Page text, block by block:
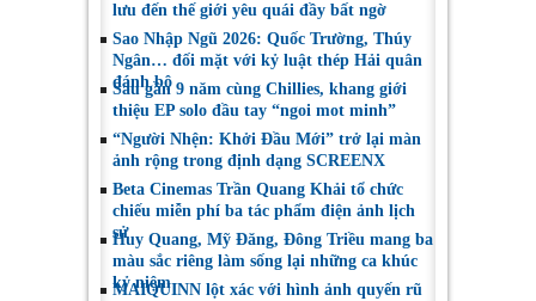
lưu đến thế giới yêu quái đầy bất ngờ
Sao Nhập Ngũ 2026: Quốc Trường, Thúy
Ngân… đối mặt với kỷ luật thép Hải quân
đánh bộ
Sau gần 9 năm cùng Chillies, khang giới
thiệu EP solo đầu tay “ngoi mot minh”
“Người Nhện: Khởi Đầu Mới” trở lại màn
ảnh rộng trong định dạng SCREENX
Beta Cinemas Trần Quang Khải tổ chức
chiếu miễn phí ba tác phẩm điện ảnh lịch
sử
Huy Quang, Mỹ Đăng, Đông Triều mang ba
màu sắc riêng làm sống lại những ca khúc
kỷ niệm
MAIQUINN lột xác với hình ảnh quyến rũ